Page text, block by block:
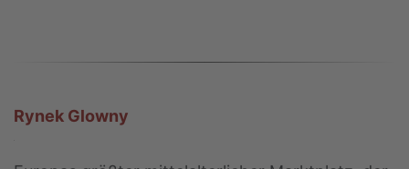
Rynek Glowny